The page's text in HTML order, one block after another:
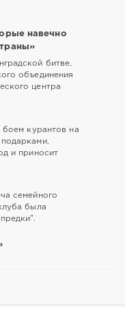
навечно
битве,
объединения
центра
боем курантов на
и приносит
семейного
была